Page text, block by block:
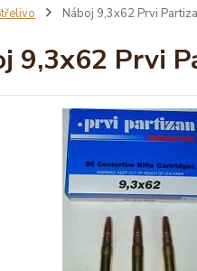
Náboj 9,3x62 Prvi
9,3x62 Prvi